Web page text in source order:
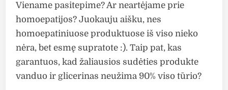
Viename pasitepime? Ar neartėjame prie
homoepatijos? Juokauju aišku, nes
homoepatiniuose produktuose iš viso nieko
nėra, bet esmę supratote :). Taip pat, kas
garantuos, kad žaliausios sudėties produkte
vanduo ir glicerinas neužima 90% viso tūrio?